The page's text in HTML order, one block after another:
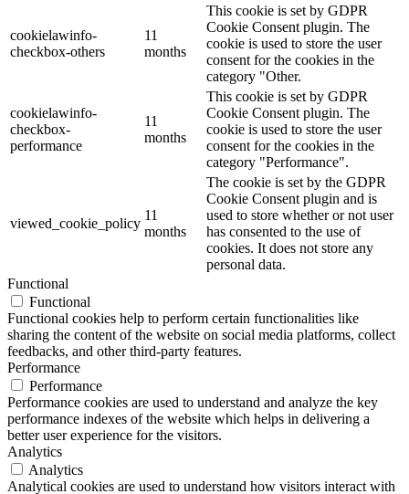
cookielawinfo-
checkbox-others
11
months
This cookie is set by GDPR
Cookie Consent plugin. The
cookie is used to store the user
consent for the cookies in the
category "Other.
cookielawinfo-
checkbox-
performance
11
months
This cookie is set by GDPR
Cookie Consent plugin. The
cookie is used to store the user
consent for the cookies in the
category "Performance".
viewed_cookie_policy
11
months
The cookie is set by the GDPR
Cookie Consent plugin and is
used to store whether or not user
has consented to the use of
cookies. It does not store any
personal data.
Functional
Functional
Functional cookies help to perform certain functionalities like
sharing the content of the website on social media platforms, collect
feedbacks, and other third-party features.
Performance
Performance
Performance cookies are used to understand and analyze the key
performance indexes of the website which helps in delivering a
better user experience for the visitors.
Analytics
Analytics
Analytical cookies are used to understand how visitors interact with